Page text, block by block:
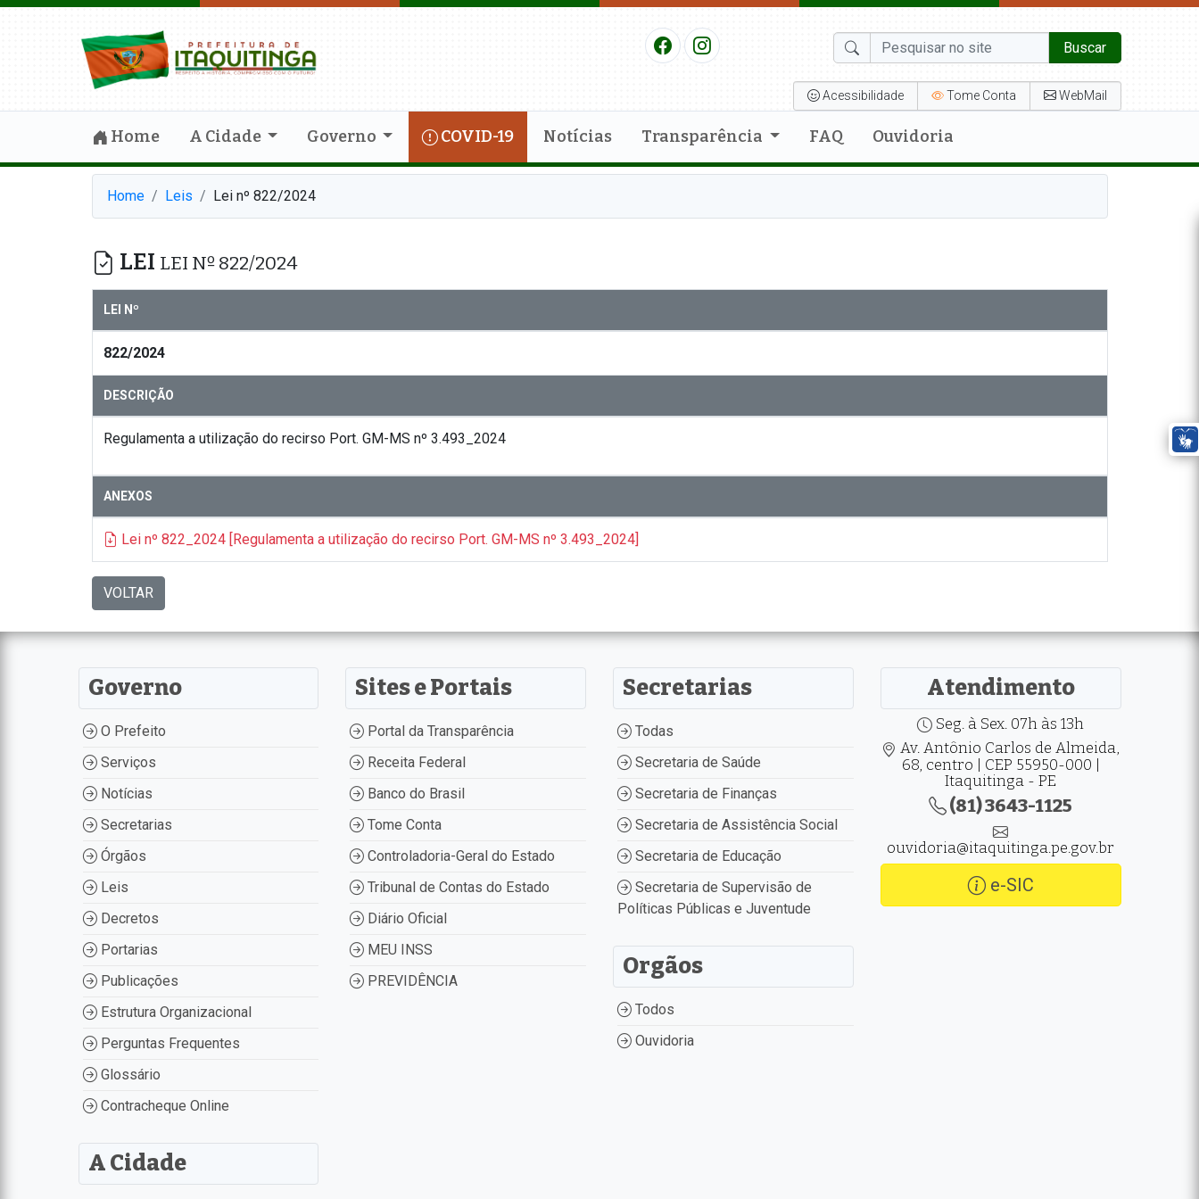
Buscar
Acessibilidade Tome Conta WebMail
Home A Cidade Governo COVID-19 Notícias Transparência FAQ Ouvidoria
Home Leis Lei nº 822/2024
LEI LEI Nº 822/2024
LEI Nº
822/2024
DESCRIÇÃO
Regulamenta a utilização do recirso Port. GM-MS nº 3.493_2024
ANEXOS
Lei nº 822_2024 [Regulamenta a utilização do recirso Port. GM-MS nº 3.493_2024]
VOLTAR
Governo
O Prefeito
Serviços
Notícias
Secretarias
Órgãos
Leis
Decretos
Portarias
Publicações
Estrutura Organizacional
Perguntas Frequentes
Glossário
Contracheque Online
A Cidade
Sites e Portais
Portal da Transparência
Receita Federal
Banco do Brasil
Tome Conta
Controladoria-Geral do Estado
Tribunal de Contas do Estado
Diário Oficial
MEU INSS
PREVIDÊNCIA
Secretarias
Todas
Secretaria de Saúde
Secretaria de Finanças
Secretaria de Assistência Social
Secretaria de Educação
Secretaria de Supervisão de
Políticas Públicas e Juventude
Orgãos
Todos
Ouvidoria
Atendimento
Seg. à Sex. 07h às 13h
Av. Antônio Carlos de Almeida,
68, centro | CEP 55950-000 |
Itaquitinga - PE
(81) 3643-1125
ouvidoria@itaquitinga.pe.gov.br
e-SIC